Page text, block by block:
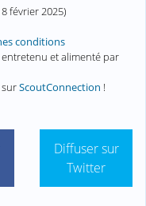
8 février 2025)
conditions
et alimenté par
surScoutConnection !
Diffuser sur
Twitter